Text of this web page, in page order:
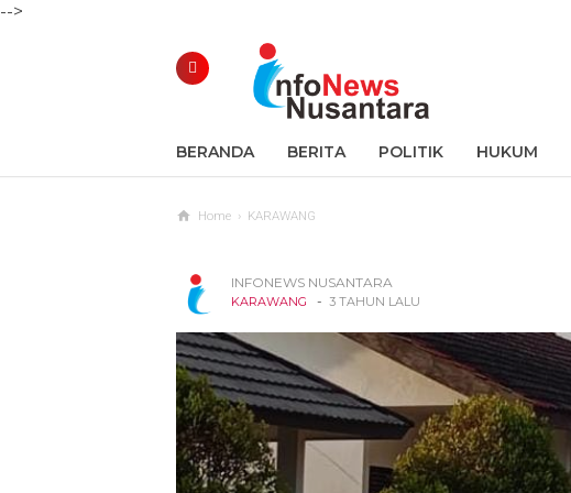
-->
BERANDA BERITA POLITIK HUKUM
Home › KARAWANG
INFONEWS NUSANTARA
KARAWANG - 3 TAHUN LALU